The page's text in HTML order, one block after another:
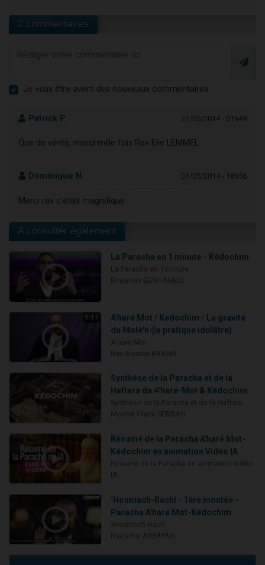
2 commentaires
Je veux être averti des nouveaux commentaires
Patrick P. 21/05/2014 - 01h49
Que de vérité, merci mille fois Rav Elie LEMMEL
Dominique N. 01/05/2014 - 18h56
Merci rav c'était magnifique
A consulter également
La Paracha en 1 minute - Kédochim
9:17
A'haré Mot / Kedochim - La gravité
du Molé'h (la pratique idolâtre)
Synthèse de la Paracha et de la
Haftara de A'haré-Mot & Kédochim
Résumé de la Paracha A'haré Mot-
Kédochim en animation Vidéo IA
‘Houmach-Rachi - 1ère montée -
Paracha A'haré Mot-Kédochim